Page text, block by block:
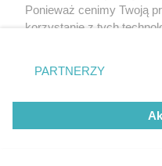
Ponieważ cenimy Twoją
korzystanie z tych
zmienić/wycofać klikając
znajdujący się w lewym
rodzaje przetwarzania
użytkownika, ale masz
przetwarzaniu.
PARTNERZY